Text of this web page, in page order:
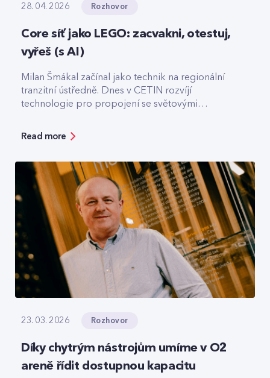
28. 04. 2026 Rozhovor
Core síť jako LEGO: zacvakni, otestuj,
vyřeš (s AI)
Milan Šmákal začínal jako technik na regionální
tranzitní ústředně. Dnes v CETIN rozvíjí
technologie pro propojení se světovými
pro core síť má na starost technologie pro
připomínají LEGO.
Read more
23. 03. 2026 Rozhovor
Díky chytrým nástrojům umíme v O2
areně řídit dostupnou kapacitu